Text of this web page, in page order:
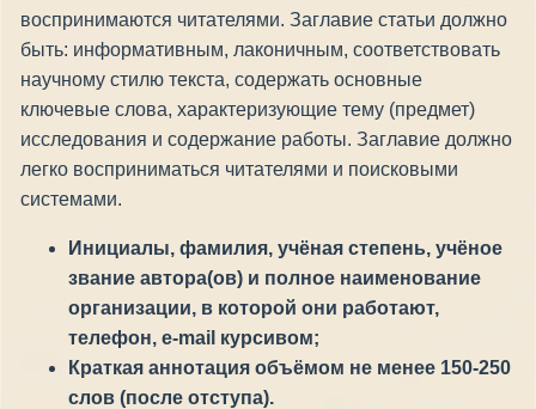
воспринимаются читателями. Заглавие статьи должно
быть: информативным, лаконичным, соответствовать
научному стилю текста, содержать основные
ключевые слова, характеризующие тему (предмет)
исследования и содержание работы. Заглавие должно
легко восприниматься читателями и поисковыми
системами.
Инициалы, фамилия, учёная степень, учёное
звание автора(ов) и полное наименование
организации, в которой они работают,
телефон, e-mail курсивом;
Краткая аннотация объёмом не менее 150-250
слов (после отступа).